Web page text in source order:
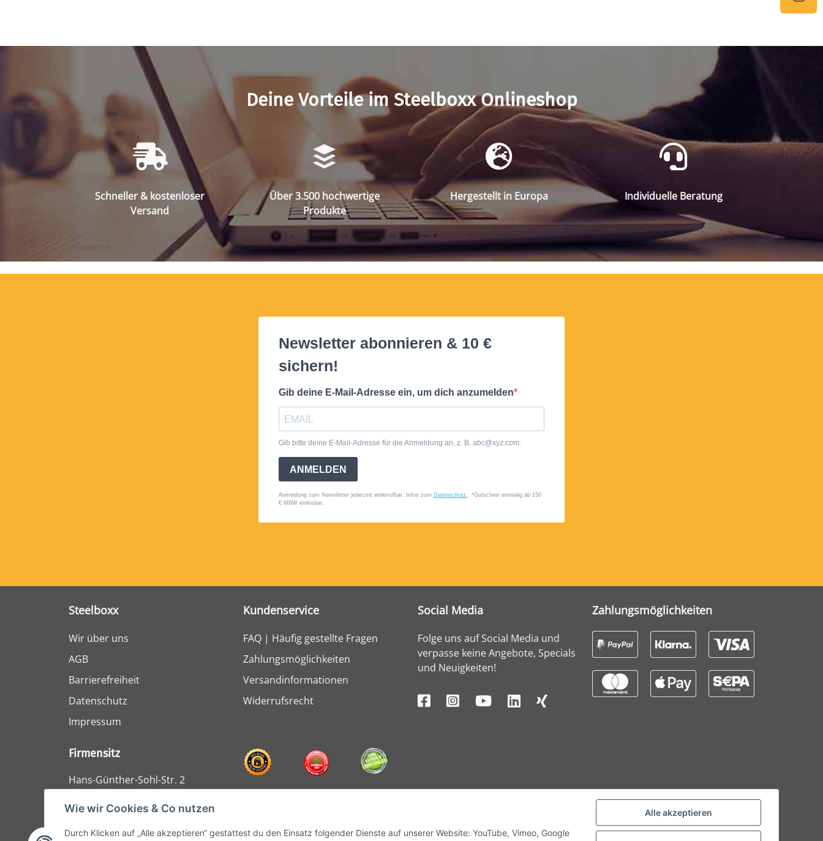
Alle akzeptieren
Wie wir Cookies & Co nutzen
Durch Klicken auf „Alle akzeptieren“ gestattest du den Einsatz folgender Dienste auf unserer Website: YouTube, Vimeo, Google
Deine Vorteile im Steelboxx Onlineshop
Schneller & kostenloser
Versand
Über 3.500 hochwertige
Produkte
Hergestellt in Europa Individuelle Beratung
Steelboxx
Wir über uns
AGB
Barrierefreiheit
Datenschutz
Impressum
Kundenservice
FAQ | Häufig gestellte Fragen
Zahlungsmöglichkeiten
Versandinformationen
Widerrufsrecht
Social Media
Folge uns auf Social Media und
verpasse keine Angebote, Specials
und Neuigkeiten!
Zahlungsmöglichkeiten
Firmensitz
Hans-Günther-Sohl-Str. 2